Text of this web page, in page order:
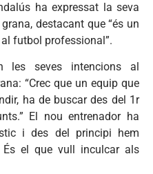
ha expressat la seva
destacant que “és un
futbol professional”.
les seves intencions al
“Crec que un equip que
ha de buscar des del 1r
El nou entrenador ha
i des del principi hem
el que vull inculcar als